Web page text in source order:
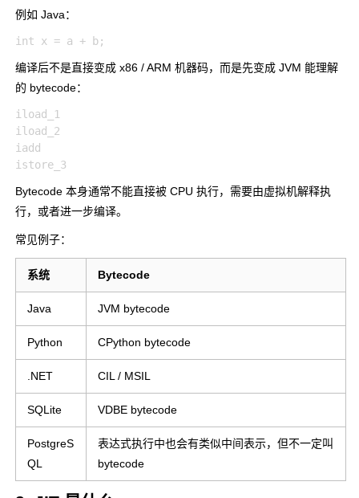
例如 Java：
编译后不是直接变成 x86 / ARM 机器码，而是先变成 JVM 能理解
的 bytecode：
iload_1
iload_2
iadd
Bytecode 本身通常不能直接被 CPU 执行，需要由虚拟机解释执
行，或者进一步编译。
常见例子：
系统 Bytecode
Java JVM bytecode
Python CPython bytecode
.NET CIL / MSIL
SQLite VDBE bytecode
PostgreS
QL
表达式执行中也会有类似中间表示，但不一定叫
bytecode